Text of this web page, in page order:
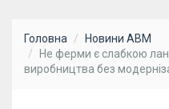
Головна
Новини АВМ
Не ферми є слабкою
виробництва без